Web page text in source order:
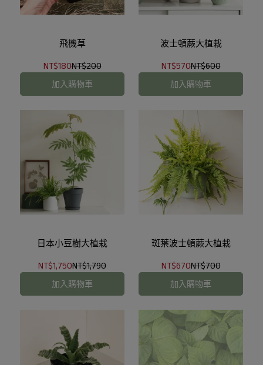
飛機草
NT$180NT$200
加入購物車
波士頓蕨大植栽
NT$570NT$600
加入購物車
日本小豆樹大植栽
NT$1,750NT$1,790
加入購物車
斑葉波士頓蕨大植栽
NT$670NT$700
加入購物車